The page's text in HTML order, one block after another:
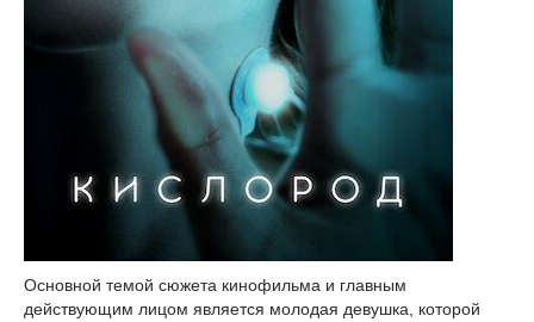
Основной темой сюжета кинофильма и главным
действующим лицом является молодая девушка, которой